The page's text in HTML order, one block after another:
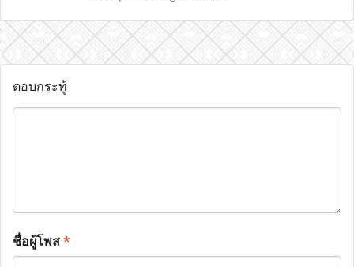
ตอบกระทู้
ชื่อผู้โพส*